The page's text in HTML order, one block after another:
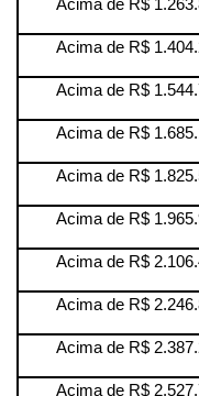
Acima de R$
Acima de R$
Acima de R$
Acima de R$
Acima de R$
Acima de R$
Acima de R$
Acima de R$
Acima de R$
Acima de R$